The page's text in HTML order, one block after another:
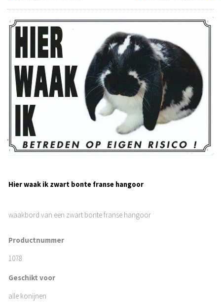
Hier waak ik zwart bonte franse hangoor
waakbord van een zwart bonte franse hangoor
Productnummer
1078
Geschikt voor
alle konijnen